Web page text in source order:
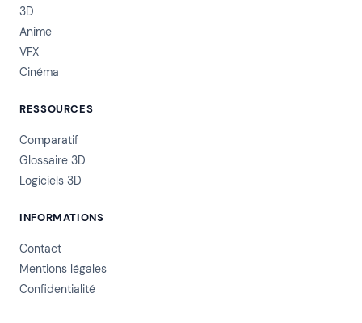
3D
Anime
VFX
Cinéma
RESSOURCES
Comparatif
Glossaire 3D
Logiciels 3D
INFORMATIONS
Contact
Mentions légales
Confidentialité